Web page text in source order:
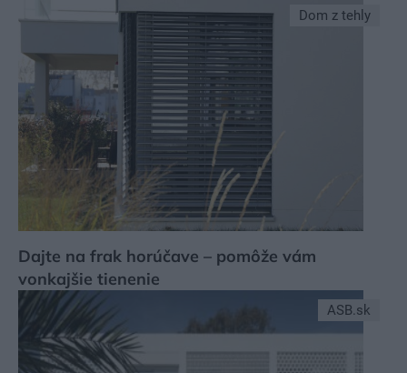
Dom z tehly
Dajte na frak horúčave – pomôže vám
vonkajšie tienenie
ASB.sk